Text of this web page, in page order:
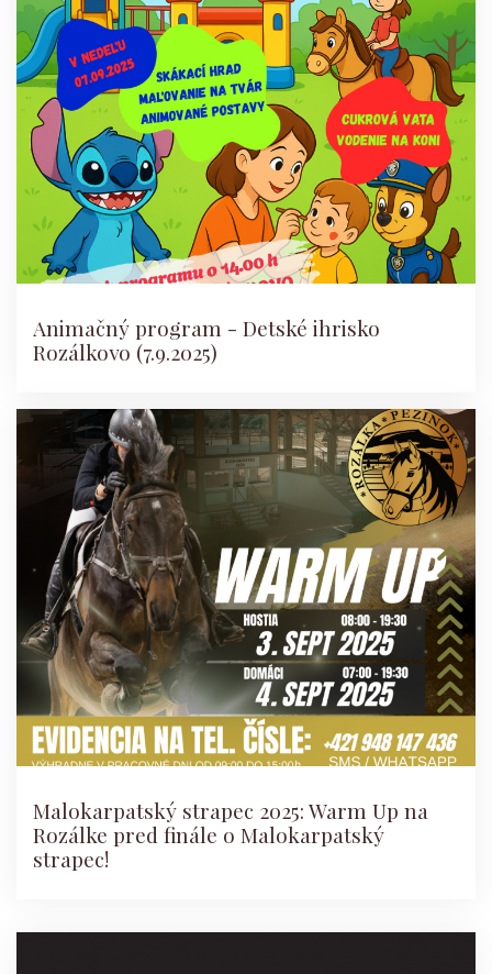
Animačný program - Detské ihrisko
Rozálkovo (7.9.2025)
Malokarpatský strapec 2025: Warm Up na
Rozálke pred finále o Malokarpatský
strapec!